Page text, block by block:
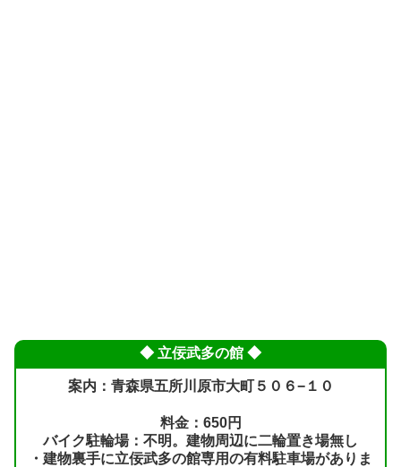
◆ 立佞武多の館 ◆
案内：青森県五所川原市大町５０６−１０
料金：650円
バイク駐輪場：不明。建物周辺に二輪置き場無し
・建物裏手に立佞武多の館専用の有料駐車場がありま